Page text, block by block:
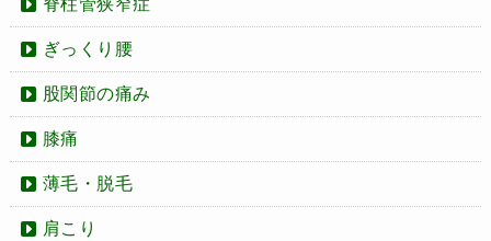
脊柱管狭窄症
ぎっくり腰
股関節の痛み
膝痛
薄毛・脱毛
肩こり